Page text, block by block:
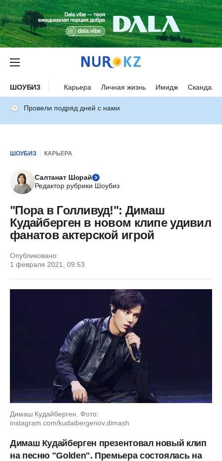
ШОУБИЗ Карьера Личная жизнь Имидж Скандалы
Провели подряд дней с нами
ШОУБИЗ КАРЬЕРА
Салтанат Шорай
Редактор рубрики Шоубиз
"Пора в Голливуд!": Димаш
Кудайберген в новом клипе удивил
фанатов актерской игрой
Опубликовано:
1 февраля 2021, 09:53
Димаш Кудайберген. Фото:
instagram.com/kudaibergenov.dimash
Димаш Кудайберген презентовал новый клип
на песню "Golden". Премьера состоялась на